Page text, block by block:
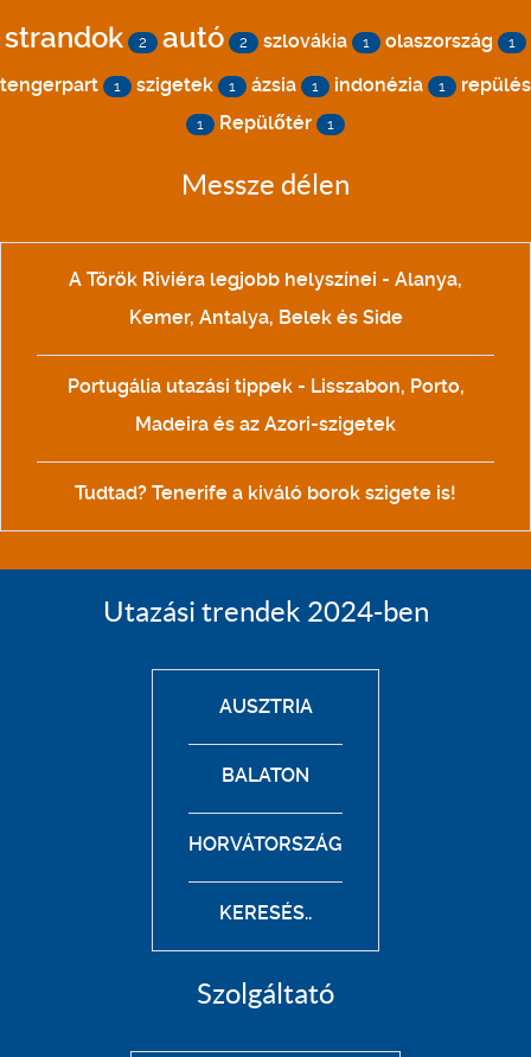
strandok 2 autó 2 szlovákia 1 olaszország 1
tengerpart 1 szigetek 1 ázsia 1 indonézia 1 repülés
1 Repülőtér 1
Messze délen
A Török Riviéra legjobb helyszínei - Alanya,
Kemer, Antalya, Belek és Side
Portugália utazási tippek - Lisszabon, Porto,
Madeira és az Azori-szigetek
Tudtad? Tenerife a kiváló borok szigete is!
Utazási trendek 2024-ben
AUSZTRIA
BALATON
HORVÁTORSZÁG
KERESÉS..
Szolgáltató